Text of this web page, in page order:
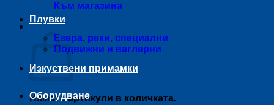
Към магазина
Количка
Нямате артикули в количката.
Плувки
Езера, реки, специални
Подвижни и ваглерни
Изкуствени примамки
Оборудване